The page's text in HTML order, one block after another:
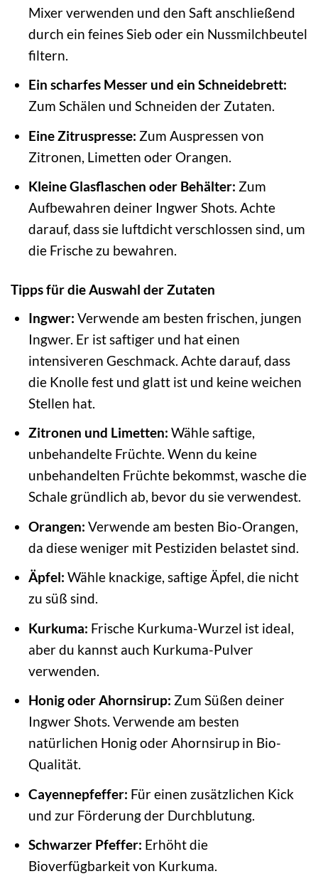
Mixer verwenden und den Saft anschließend
durch ein feines Sieb oder ein Nussmilchbeutel
filtern.
Ein scharfes Messer und ein Schneidebrett:
Zum Schälen und Schneiden der Zutaten.
Eine Zitruspresse: Zum Auspressen von
Zitronen, Limetten oder Orangen.
Kleine Glasflaschen oder Behälter: Zum
Aufbewahren deiner Ingwer Shots. Achte
darauf, dass sie luftdicht verschlossen sind, um
die Frische zu bewahren.
Tipps für die Auswahl der Zutaten
Ingwer: Verwende am besten frischen, jungen
Ingwer. Er ist saftiger und hat einen
intensiveren Geschmack. Achte darauf, dass
die Knolle fest und glatt ist und keine weichen
Stellen hat.
Zitronen und Limetten: Wähle saftige,
unbehandelte Früchte. Wenn du keine
unbehandelten Früchte bekommst, wasche die
Schale gründlich ab, bevor du sie verwendest.
Orangen: Verwende am besten Bio-Orangen,
da diese weniger mit Pestiziden belastet sind.
Äpfel: Wähle knackige, saftige Äpfel, die nicht
zu süß sind.
Kurkuma: Frische Kurkuma-Wurzel ist ideal,
aber du kannst auch Kurkuma-Pulver
verwenden.
Honig oder Ahornsirup: Zum Süßen deiner
Ingwer Shots. Verwende am besten
natürlichen Honig oder Ahornsirup in Bio-
Qualität.
Cayennepfeffer: Für einen zusätzlichen Kick
und zur Förderung der Durchblutung.
Schwarzer Pfeffer: Erhöht die
Bioverfügbarkeit von Kurkuma.